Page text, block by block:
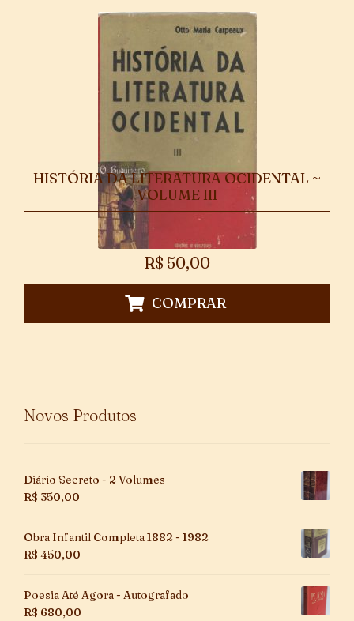
HISTÓRIA DA LITERATURA OCIDENTAL ~
VOLUME III
R$ 50,00
COMPRAR
Novos Produtos
Diário Secreto - 2 Volumes
R$ 350,00
Obra Infantil Completa 1882 - 1982
R$ 450,00
Poesia Até Agora - Autografado
R$ 680,00